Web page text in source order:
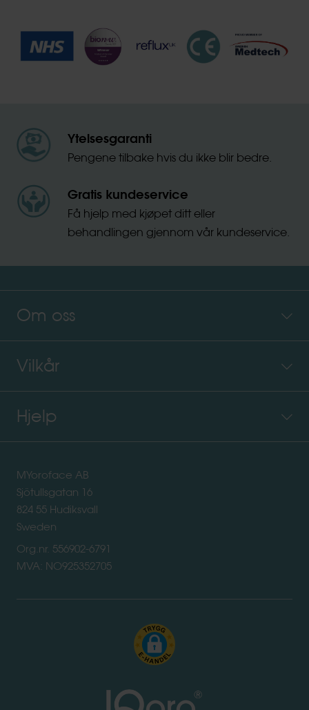
Ytelsesgaranti
Pengene tilbake hvis du ikke blir bedre.
Gratis kundeservice
Få hjelp med kjøpet ditt eller
behandlingen gjennom vår kundeservice.
Om oss
Vilkår
Hjelp
MYoroface AB
Sjötullsgatan 16
824 55 Hudiksvall
Sweden
Org.nr. 556902-6791
MVA: NO925352705